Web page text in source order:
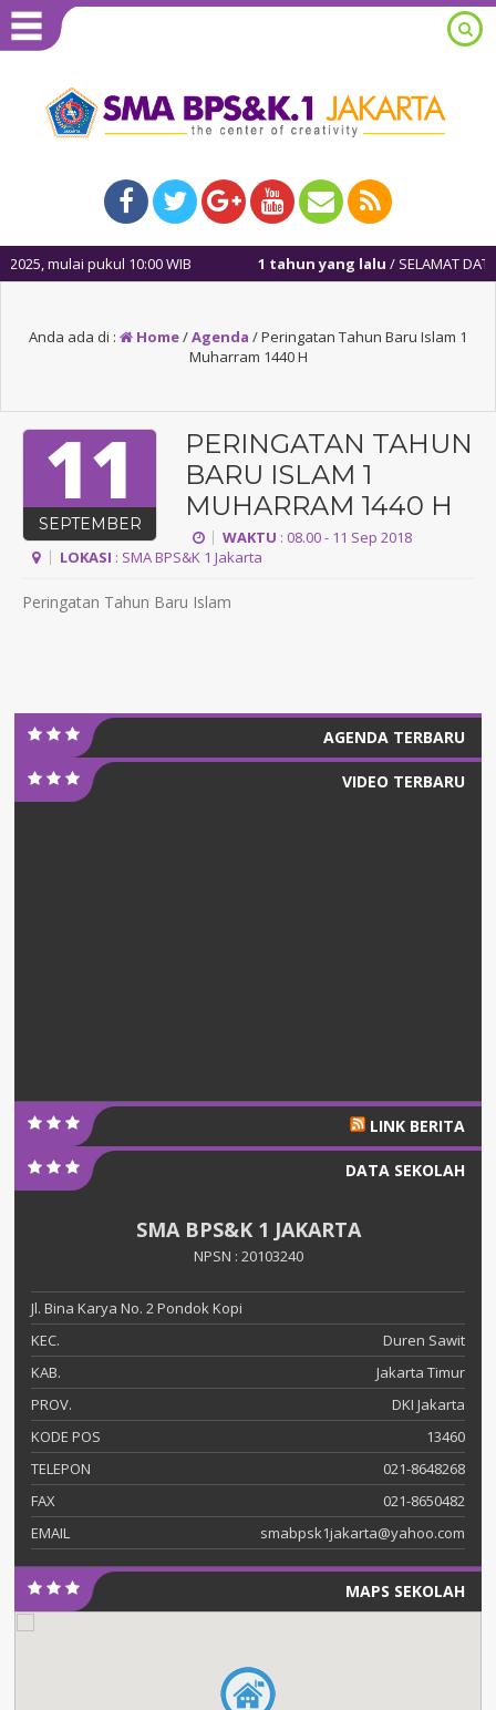
mulai pukul 10:00 WIB 1 tahun yang lalu/ SELAMAT
Anda ada di : Home/Agenda /Peringatan Tahun Baru Islam 1
Muharram 1440 H
11
SEPTEMBER
PERINGATAN TAHUN
BARU ISLAM 1
MUHARRAM 1440 H
WAKTU : 08.00 - 11 Sep 2018
LOKASI : SMA BPS&K 1 Jakarta
Peringatan Tahun Baru Islam
AGENDA TERBARU
VIDEO TERBARU
LINK BERITA
DATA SEKOLAH
SMA BPS&K 1 JAKARTA
NPSN : 20103240
Jl. Bina Karya No. 2 Pondok Kopi
KEC.
Duren Sawit
KAB.
Jakarta Timur
PROV.
DKI Jakarta
KODE POS
13460
TELEPON
021-8648268
FAX
021-8650482
EMAIL
smabpsk1jakarta@yahoo.com
MAPS SEKOLAH